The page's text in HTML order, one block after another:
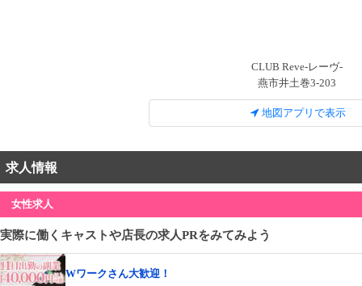
CLUB Reve-レーヴ-
燕市井土巻3-203
地図アプリで表示
求人情報
女性求人
実際に働くキャストや店長の求人PRをみてみよう
Wワークさん大歓迎！